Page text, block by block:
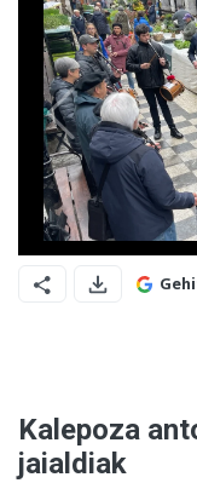
Kalepoza
jaialdiak